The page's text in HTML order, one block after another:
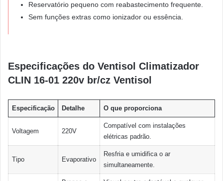
Reservatório pequeno com reabastecimento frequente.
Sem funções extras como ionizador ou essência.
Especificações do Ventisol Climatizador
CLIN 16-01 220v br/cz Ventisol
Especificação Detalhe O que proporciona
Voltagem 220V
Compatível com instalações
elétricas padrão.
Tipo Evaporativo
Resfria e umidifica o ar
simultaneamente.